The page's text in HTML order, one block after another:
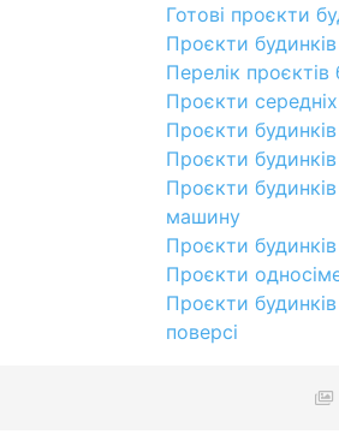
Готові проєкти
Проєкти
Перелік проєктів
Проєкти
Проєкти
Проєкти
Проєкти
машину
Проєкти
Проєкти
Проєкти
поверсі